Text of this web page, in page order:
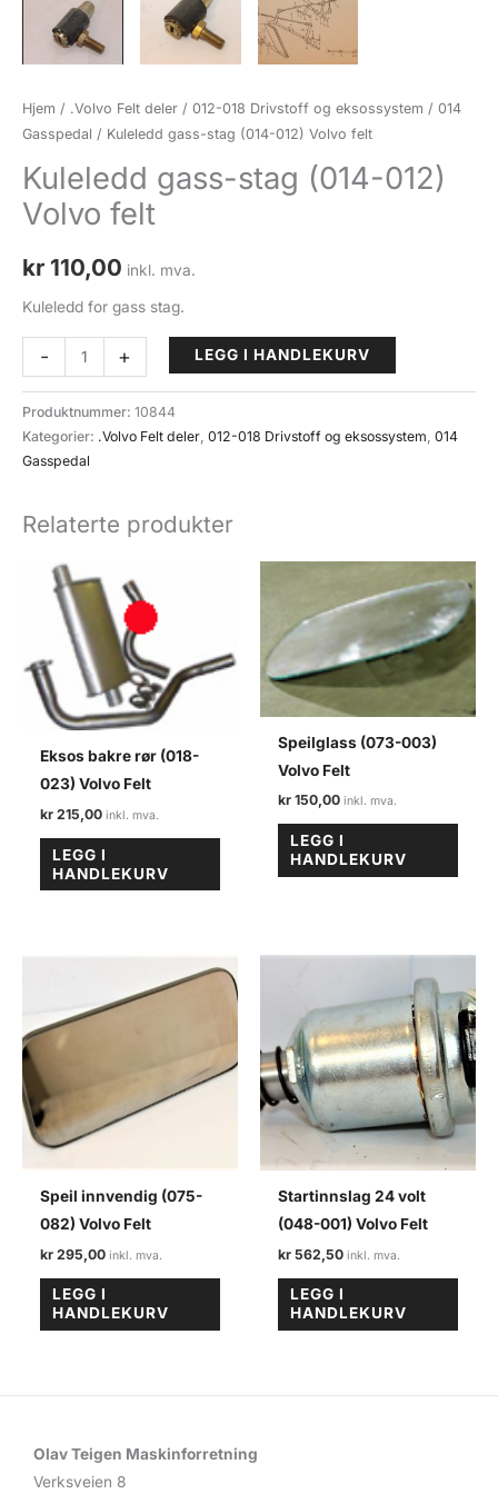
Hjem / .Volvo Felt deler / 012-018 Drivstoff og eksossystem / 014
Gasspedal / Kuleledd gass-stag (014-012) Volvo felt
Kuleledd gass-stag (014-012)
Volvo felt
kr 110,00 inkl. mva.
Kuleledd for gass stag.
-
Kuleledd
gass-
stag
(014-
012)
felt
+ LEGG I HANDLEKURV
Produktnummer: 10844
Kategorier: .Volvo Felt deler 012-018 Drivstoff og eksossystem 014
Gasspedal
Relaterte produkter
Eksos bakre rør (018-
023) Volvo Felt
kr 215,00
LEGG I
HANDLEKURV
Speilglass (073-003)
Volvo Felt
kr 150,00
LEGG I
HANDLEKURV
Speil innvendig (075-
082) Volvo Felt
kr 295,00
LEGG I
HANDLEKURV
Startinnslag 24 volt
(048-001) Volvo Felt
kr 562,50
LEGG I
HANDLEKURV
Olav Teigen Maskinforretning
Verksveien 8